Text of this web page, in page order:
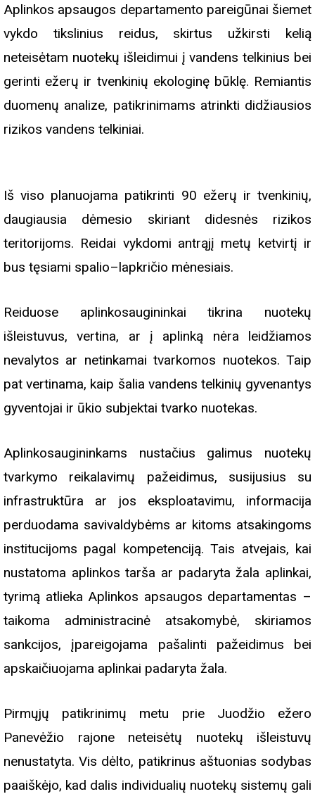
Aplinkos apsaugos departamento pareigūnai šiemet
vykdo tikslinius reidus, skirtus užkirsti kelią
neteisėtam nuotekų išleidimui į vandens telkinius bei
gerinti ežerų ir tvenkinių ekologinę būklę. Remiantis
duomenų analize, patikrinimams atrinkti didžiausios
rizikos vandens telkiniai.
Iš viso planuojama patikrinti 90 ežerų ir tvenkinių,
daugiausia dėmesio skiriant didesnės rizikos
teritorijoms. Reidai vykdomi antrąjį metų ketvirtį ir
bus tęsiami spalio–lapkričio mėnesiais.
Reiduose aplinkosaugininkai tikrina nuotekų
išleistuvus, vertina, ar į aplinką nėra leidžiamos
nevalytos ar netinkamai tvarkomos nuotekos. Taip
pat vertinama, kaip šalia vandens telkinių gyvenantys
gyventojai ir ūkio subjektai tvarko nuotekas.
Aplinkosaugininkams nustačius galimus nuotekų
tvarkymo reikalavimų pažeidimus, susijusius su
infrastruktūra ar jos eksploatavimu, informacija
perduodama savivaldybėms ar kitoms atsakingoms
institucijoms pagal kompetenciją. Tais atvejais, kai
nustatoma aplinkos tarša ar padaryta žala aplinkai,
tyrimą atlieka Aplinkos apsaugos departamentas –
taikoma administracinė atsakomybė, skiriamos
sankcijos, įpareigojama pašalinti pažeidimus bei
apskaičiuojama aplinkai padaryta žala.
Pirmųjų patikrinimų metu prie Juodžio ežero
Panevėžio rajone neteisėtų nuotekų išleistuvų
nenustatyta. Vis dėlto, patikrinus aštuonias sodybas
paaiškėjo, kad dalis individualių nuotekų sistemų gali